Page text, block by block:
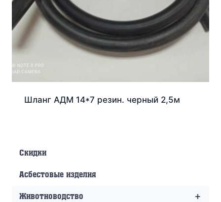
Шланг АДМ 14*7 резин. черный 2,5м
Скидки
Асбестовые изделия
+
Животноводство